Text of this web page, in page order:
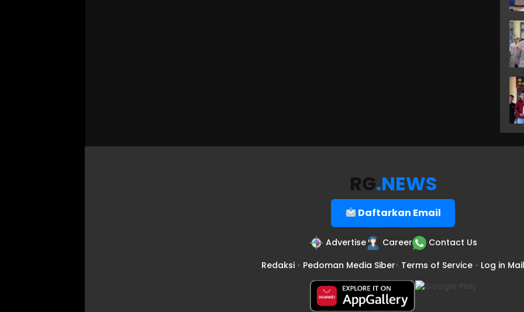
RG.NEWS
Daftarkan Email
Advertise Career
Contact Us
Redaksi • Pedoman Media Siber• Terms of Service • Log in Mail